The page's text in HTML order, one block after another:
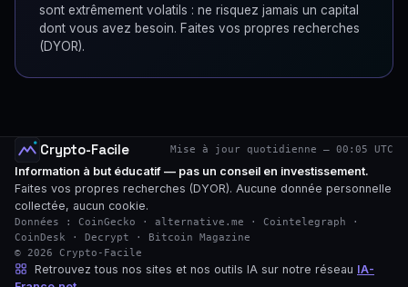
sont extrêmement volatils : ne risquez jamais un capital
dont vous avez besoin. Faites vos propres recherches
(DYOR).
Crypto-Facile Mise à jour quotidienne — 00:05 UTC
Information à but éducatif — pas un conseil en investissement.
Faites vos propres recherches (DYOR). Aucune donnée personnelle
collectée, aucun cookie.
Données : CoinGecko · alternative.me · Cointelegraph ·
CoinDesk · Decrypt · Bitcoin Magazine
© 2026 Crypto-Facile
Retrouvez tous nos sites et nos outils IA sur notre réseau IA-